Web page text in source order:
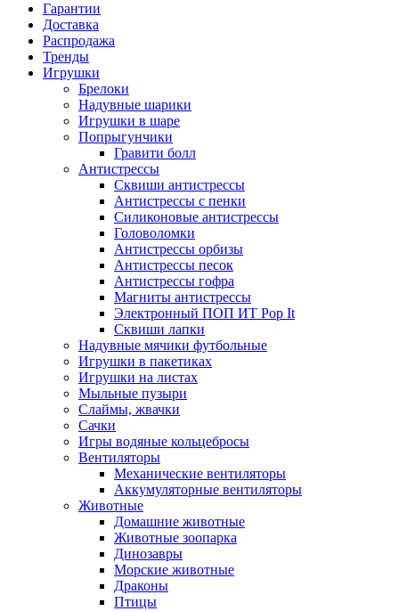
Гарантии
Доставка
Распродажа
Тренды
Игрушки
Брелоки
Надувные шарики
Игрушки в шаре
Попрыгунчики
Гравити болл
Антистрессы
Сквиши антистрессы
Антистрессы с пенки
Силиконовые антистрессы
Головоломки
Антистрессы орбизы
Антистрессы песок
Антистрессы гофра
Магниты антистрессы
Электронный ПОП ИТ Pop It
Сквиши лапки
Надувные мячики футбольные
Игрушки в пакетиках
Игрушки на листах
Мыльные пузыри
Слаймы, жвачки
Сачки
Игры водяные кольцебросы
Вентиляторы
Механические вентиляторы
Аккумуляторные вентиляторы
Животные
Домашние животные
Животные зоопарка
Динозавры
Морские животные
Драконы
Птицы